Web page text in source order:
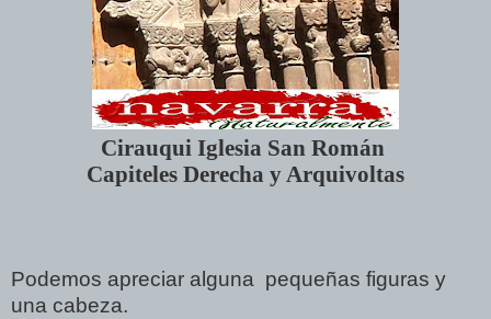
Cirauqui Iglesia San Román
Capiteles Derecha y Arquivoltas
Podemos apreciar alguna pequeñas figuras y
una cabeza.